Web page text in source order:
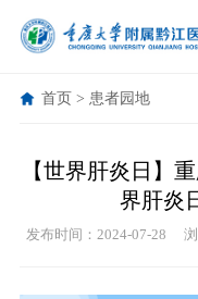
首页 > 患者园地
【世界肝炎日】
界肝炎
发布时间：2024-07-28